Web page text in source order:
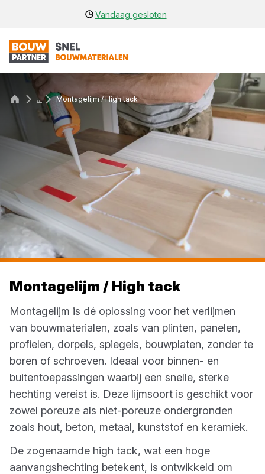
Vandaag gesloten
... Montagelijm / High tack
Montagelijm / High tack
Montagelijm is dé oplossing voor het verlijmen
van bouwmaterialen, zoals van plinten, panelen,
profielen, dorpels, spiegels, bouwplaten, zonder te
boren of schroeven. Ideaal voor binnen- en
buitentoepassingen waarbij een snelle, sterke
hechting vereist is. Deze lijmsoort is geschikt voor
zowel poreuze als niet-poreuze ondergronden
zoals hout, beton, metaal, kunststof en keramiek.
De zogenaamde high tack, wat een hoge
aanvangshechting betekent, is ontwikkeld om